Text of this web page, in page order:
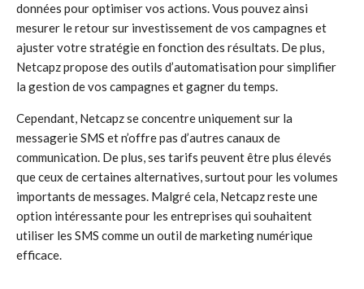
données pour optimiser vos actions. Vous pouvez ainsi
mesurer le retour sur investissement de vos campagnes et
ajuster votre stratégie en fonction des résultats. De plus,
Netcapz propose des outils d’automatisation pour simplifier
la gestion de vos campagnes et gagner du temps.
Cependant, Netcapz se concentre uniquement sur la
messagerie SMS et n’offre pas d’autres canaux de
communication. De plus, ses tarifs peuvent être plus élevés
que ceux de certaines alternatives, surtout pour les volumes
importants de messages. Malgré cela, Netcapz reste une
option intéressante pour les entreprises qui souhaitent
utiliser les SMS comme un outil de marketing numérique
efficace.